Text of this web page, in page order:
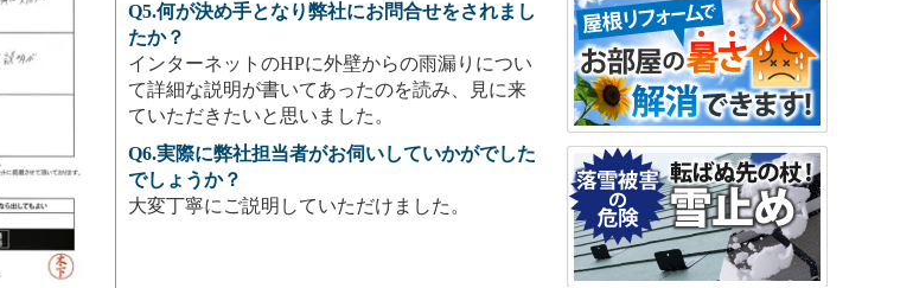
Q5.何が決め手となり弊社にお問合せをされまし
たか？
インターネットのHPに外壁からの雨漏りについ
て詳細な説明が書いてあったのを読み、見に来
ていただきたいと思いました。
Q6.実際に弊社担当者がお伺いしていかがでした
でしょうか？
大変丁寧にご説明していただけました。